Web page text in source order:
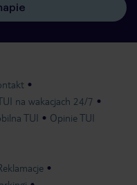
na wakacjach 24/7
TUI Opinie TUI